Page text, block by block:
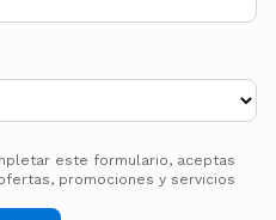
este formulario, aceptas
promociones y servicios